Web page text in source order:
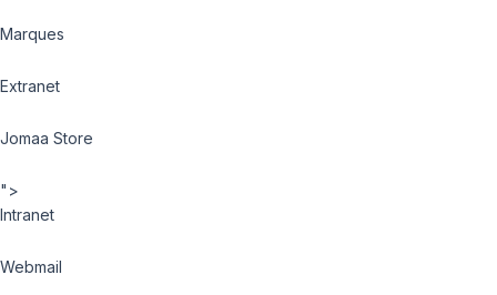
Marques
Extranet
Jomaa Store
">
Intranet
Webmail